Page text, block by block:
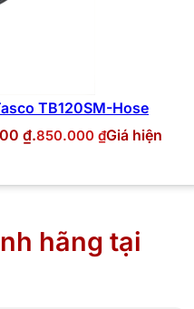
TB120SM-Hose
₫.850.000 ₫Giá hiện
hãng tại